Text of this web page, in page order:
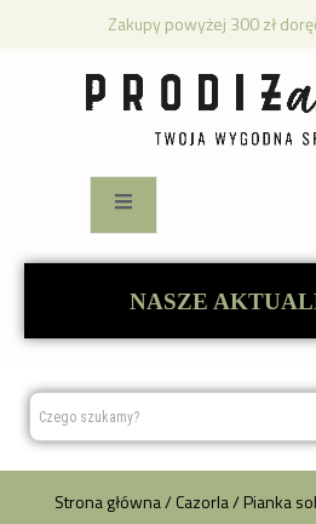
Zakupy powyżej 300 zł
NASZE
Strona główna/ Cazorla/ Pianka